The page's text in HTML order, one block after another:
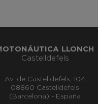
LLONCH
Castelldefels
Av. de Castelldefels, 104
08860 Castelldefels
(Barcelona) - España